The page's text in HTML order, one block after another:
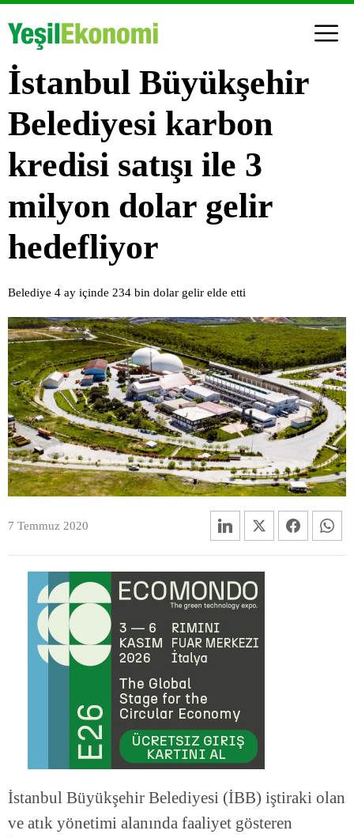
İstanbul Büyükşehir
Belediyesi karbon
kredisi satışı ile 3
milyon dolar gelir
hedefliyor
Belediye 4 ay içinde 234 bin dolar gelir elde etti
7 Temmuz 2020
İstanbul Büyükşehir Belediyesi (İBB) iştiraki olan
ve atık yönetimi alanında faaliyet gösteren